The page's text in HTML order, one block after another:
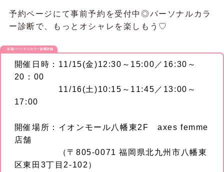
予約ページにて事前予約を受付中◎パーソナルカラ
ー診断で、もっとオシャレを楽しもう♡
出張パーソナルカラー診断詳細
開催日時：11/15(金)12:30～15:00／16:30～
20：00
11/16(土)10:15～11:45／13:00～
17:00
開催場所：イオンモール八幡東2F axes femme
店舗
（〒805-0071 福岡県北九州市八幡東
区東田3丁目2-102）